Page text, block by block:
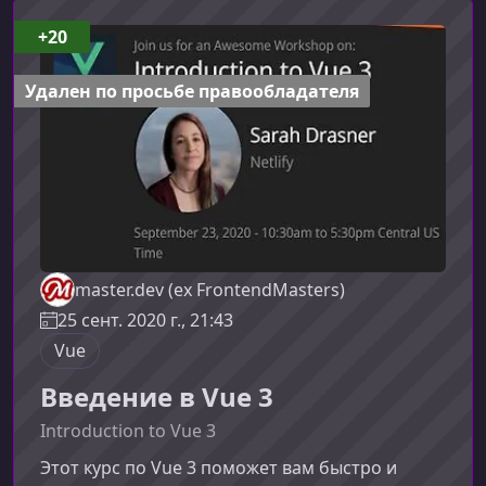
основами Vue, но хочет перейти на новый
уровень, создавая полноценные приложения с
использованием лучших практ
master.dev (ex FrontendMasters)
25 сент. 2020 г., 21:43
Vue
Введение в Vue 3
Introduction to Vue 3
Этот курс по Vue 3 поможет вам быстро и
+20
Удален по просьбе правообладателя